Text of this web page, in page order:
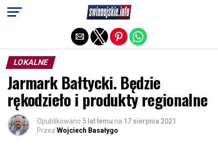
LOKALNE
Jarmark Bałtycki. Będzie
rękodzieło i produkty regionalne
Opublikowano 5 lat temu na 17 sierpnia 2021
Przez Wojciech Basałygo
Exit mobile version